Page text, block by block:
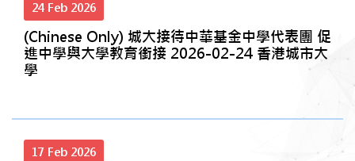
24 Feb 2026
(Chinese Only) 城大接待中華基金中學代表團 促
進中學與大學教育銜接 2026-02-24 香港城市大
學
17 Feb 2026